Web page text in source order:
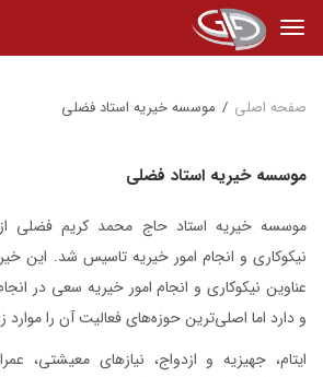
صفحه اصلی / موسسه خیریه استاد فضلی
موسسه خیریه استاد فضلی
نیکوکاری و انجام امور خیریه تاسیس شد. این
عناوین نیکوکاری و انجام امور خیریه سعی در
و دارد اما اصلی‌ترین حوزه‌های فعالیت آن را
ایتام، جهیزیه و ازدواج، نیازهای معیشتی،